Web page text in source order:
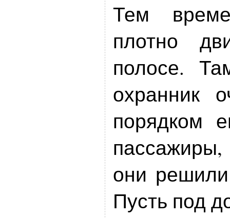
Тем
плотно
полосе.
охранник
порядком
они
Пусть под